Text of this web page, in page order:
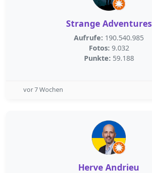
Strange Adventures
Aufrufe: 190.540.985
Fotos: 9.032
Punkte: 59.188
vor 7 Wochen
Herve Andrieu